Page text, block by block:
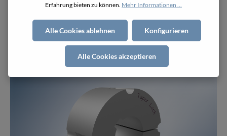
Klemmplatten
Erfahrung bieten zu können. Mehr Informationen ...
Alle Cookies ablehnen Konfigurieren
Alle Cookies akzeptieren